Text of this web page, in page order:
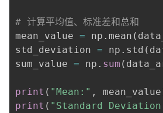
# 计算平均值、标准差和总和
mean_value = np . mean (
std_deviation = np . std (
sum_value = np . sum (
print ( "Mean:" , mean_value
print ( "Standard